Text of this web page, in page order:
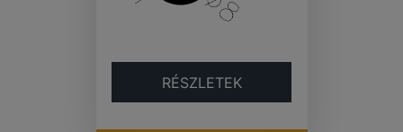
RÉSZLETEK